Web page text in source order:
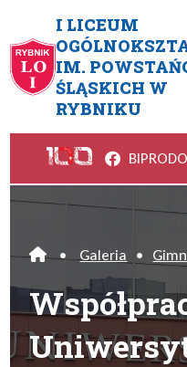
I LICEUM
IM.
ŚLĄSKICH W
RYBNIKU
Współpraca
Facebook
BIPRODO
Home
• Galeria •